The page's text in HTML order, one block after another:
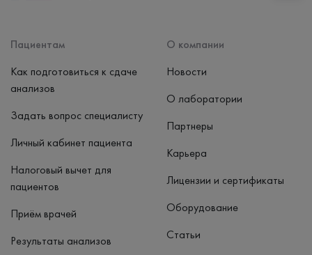
Пациентам
Как подготовиться к сдаче
анализов
Задать вопрос специалисту
Личный кабинет пациента
Налоговый вычет для
пациентов
Приём врачей
Результаты анализов
О компании
Новости
О лаборатории
Партнеры
Карьера
Лицензии и сертификаты
Оборудование
Статьи